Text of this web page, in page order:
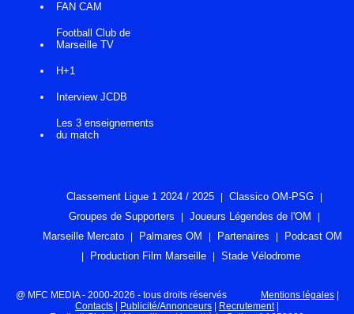
FAN CAM
Football Club de
Marseille TV
H+1
Interview JCDB
Les 3 enseignements
du match
Classement Ligue 1 2024 / 2025
Classico OM-PSG
Groupes de Supporters
Joueurs Légendes de l'OM
Marseille Mercato
Palmares OM Partenaires
Podcast OM
Production Film Marseille
Stade Vélodrome
@ MFC MEDIA - 2000-2026 - tous droits réservés Mentions légales|
Contacts
Publicité/Annonceurs Recrutement|